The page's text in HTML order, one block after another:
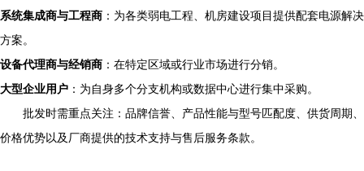
系统集成商与工程商 ：为各类弱电工程、机房建设项目提供配套电源解决
方案。
设备代理商与经销商 ：在特定区域或行业市场进行分销。
大型企业用户 ：为自身多个分支机构或数据中心进行集中采购。
批发时需重点关注：品牌信誉、产品性能与型号匹配度、供货周期、
价格优势以及厂商提供的技术支持与售后服务条款。